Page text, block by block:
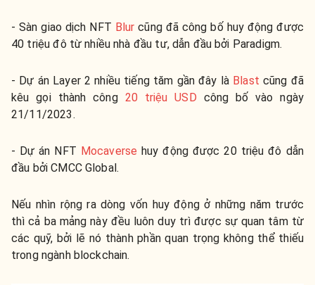
- Sàn giao dịch NFT Blur cũng đã công bố huy động được
40 triệu đô từ nhiều nhà đầu tư, dẫn đầu bởi Paradigm.
- Dự án Layer 2 nhiều tiếng tăm gần đây là Blast cũng đã
kêu gọi thành công 20 triệu USD công bố vào ngày
21/11/2023.
- Dự án NFT Mocaverse huy động được 20 triệu đô dẫn
đầu bởi CMCC Global.
Nếu nhìn rộng ra dòng vốn huy động ở những năm trước
thì cả ba mảng này đều luôn duy trì được sự quan tâm từ
các quỹ, bởi lẽ nó thành phần quan trọng không thể thiếu
trong ngành blockchain.